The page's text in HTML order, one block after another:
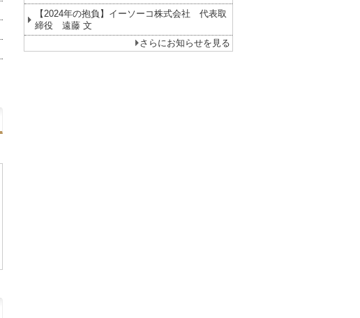
【2024年の抱負】イーソーコ株式会社 代表取
締役 遠藤 文
さらにお知らせを見る